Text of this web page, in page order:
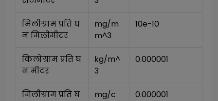
मिलीग्राम प्रति घ
न मिलीमीटर
mg/m
m^3
10e-10
किलोग्राम प्रति घ
न मीटर
kg/m^
3
0.000001
मिलीग्राम प्रति घ
mg/c
0.000001